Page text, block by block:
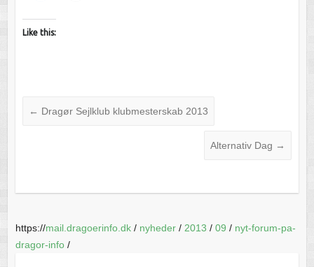
Like this:
← Dragør Sejlklub klubmesterskab 2013
Alternativ Dag →
https://mail.dragoerinfo.dk/ nyheder/ 2013 / 09 / nyt-forum-pa-
dragor-info/